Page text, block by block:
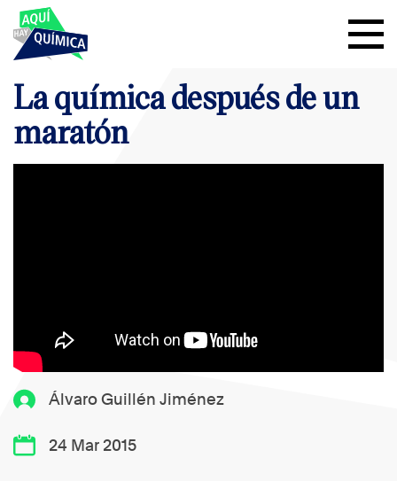
Álvaro Guillén Jiménez
24 Mar 2015
La química después de un
maratón